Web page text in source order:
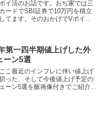
イ活のお話です。おぢ家では三
ードでSBI証券で10万円を積立
てます。そのおかげでVポイン
最低7...
第一四半期値上げした外
ーン5選
こ最近のインフレに伴い値上げ
った、そして今後値上げ予定の
ーン5選を飯画像付きでご紹介さ